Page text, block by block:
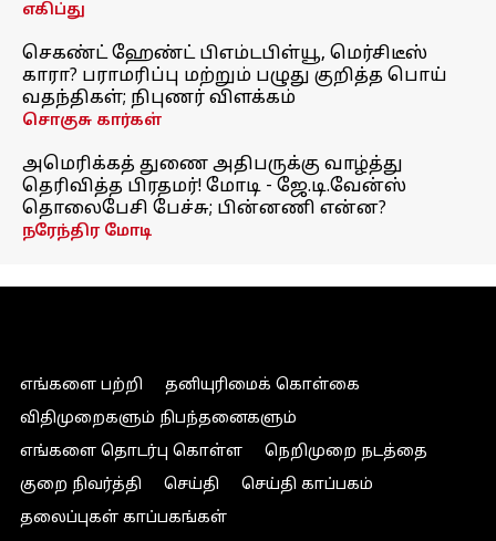
எகிப்து
செகண்ட் ஹேண்ட் பிஎம்டபிள்யூ, மெர்சிடீஸ்
காரா? பராமரிப்பு மற்றும் பழுது குறித்த பொய்
வதந்திகள்; நிபுணர் விளக்கம்
சொகுசு கார்கள்
அமெரிக்கத் துணை அதிபருக்கு வாழ்த்து
தெரிவித்த பிரதமர்! மோடி - ஜே.டி.வேன்ஸ்
தொலைபேசி பேச்சு; பின்னணி என்ன?
நரேந்திர மோடி
எங்களை பற்றி
தனியுரிமைக் கொள்கை
விதிமுறைகளும் நிபந்தனைகளும்
எங்களை தொடர்பு கொள்ள
நெறிமுறை நடத்தை
குறை நிவர்த்தி
செய்தி
செய்தி காப்பகம்
தலைப்புகள் காப்பகங்கள்